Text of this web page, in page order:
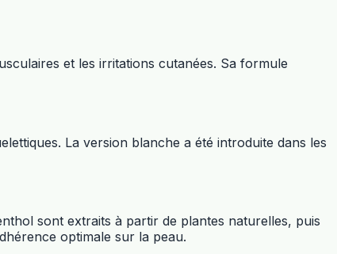
et les irritations cutanées. Sa formule
La version blanche a été introduite dans les
sont extraits à partir de plantes naturelles, puis
optimale sur la peau.